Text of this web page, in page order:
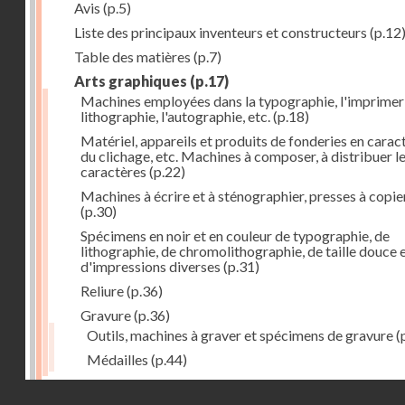
Avis (p.5)
Liste des principaux inventeurs et constructeurs (p.12)
Table des matières (p.7)
Arts graphiques (p.17)
Machines employées dans la typographie,
lithographie, l'autographie, etc. (p.18)
Matériel, appareils et produits de fonderies en
du clichage, etc. Machines à composer, à distribuer
caractères (p.22)
Machines à écrire et à sténographier, presses à
(p.30)
Spécimens en noir et en couleur de typographie, de
lithographie, de chromolithographie, de taille douce
d'impressions diverses (p.31)
Reliure(p.36)
Gravure(p.36)
Outils, machines à graver et spécimens de gravure
Médailles (p.44)